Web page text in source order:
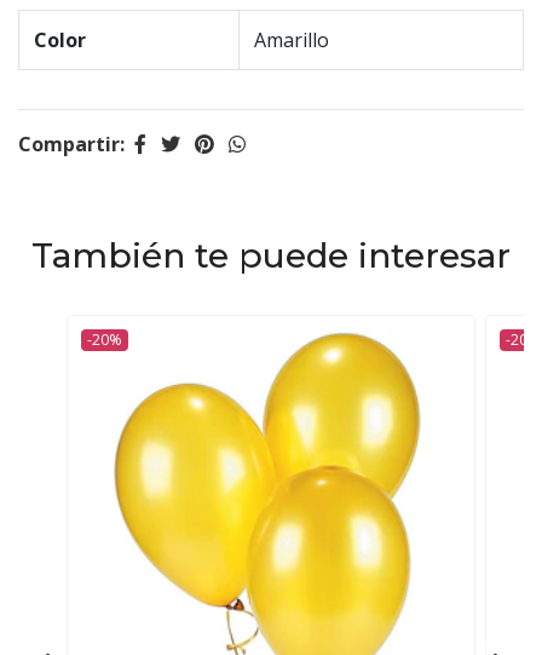
Color Amarillo
Compartir:
También te puede interesar
-20% -20%